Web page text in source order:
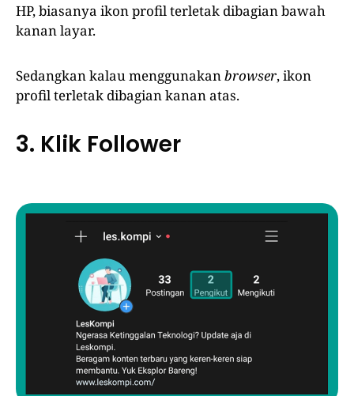
HP, biasanya ikon profil terletak dibagian bawah
kanan layar.
Sedangkan kalau menggunakanbrowser, ikon
profil terletak dibagian kanan atas.
3. Klik Follower